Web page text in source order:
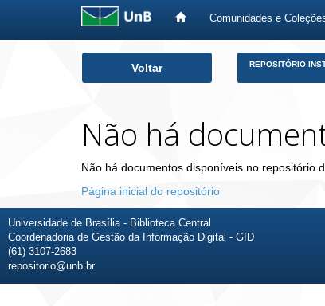
Comunidades e
Voltar REPOSITÓRIO
Não há
Não há documentos disponíveis no repositório
Página inicial do repositório
Universidade de Brasília - Biblioteca Central
Coordenadoria de Gestão da Informação Digital - GID
(61) 3107-2683
repositorio@unb.br